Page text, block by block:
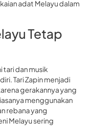
adat Melayu dalam
Tetap
tari dan musik
Tari Zapin menjadi
gerakannya yang
menggunakan
rebana yang
Melayu sering